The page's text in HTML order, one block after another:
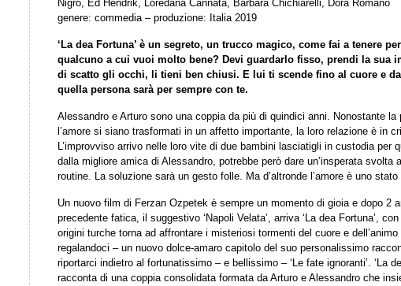
Nigro, Ed Hendrik, Loredana Cannata, Barbara Chichiarelli, Dora Romano
genere: commedia – produzione: Italia 2019
‘La dea Fortuna’ è un segreto, un trucco magico, come fai a tenere
qualcuno a cui vuoi molto bene? Devi guardarlo fisso, prendi la sua
di scatto gli occhi, li tieni ben chiusi. E lui ti scende fino al cuore e
quella persona sarà per sempre con te.
Alessandro e Arturo sono una coppia da più di quindici anni. Nonostante la
l’amore si siano trasformati in un affetto importante, la loro relazione è in
L’improvviso arrivo nelle loro vite di due bambini lasciatigli in custodia per
dalla migliore amica di Alessandro, potrebbe però dare un’insperata svolta
routine. La soluzione sarà un gesto folle. Ma d’altronde l’amore è uno
Un nuovo film di Ferzan Ozpetek è sempre un momento di gioia e dopo 2
precedente fatica, il suggestivo ‘Napoli Velata’, arriva ‘La dea Fortuna’,
origini turche torna ad affrontare i misteriosi tormenti del cuore e dell’animo
regalandoci – un nuovo dolce-amaro capitolo del suo personalissimo
riportarci indietro al fortunatissimo – e bellissimo – ‘Le fate ignoranti’. ‘La
racconta di una coppia consolidata formata da Arturo e Alessandro che